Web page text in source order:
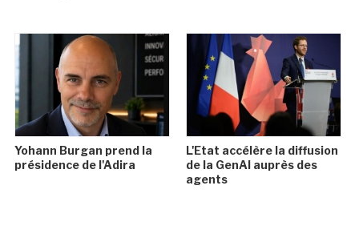
Yohann Burgan prend la
présidence de l'Adira
L'Etat accélère la diffusion
de la GenAI auprès des
agents